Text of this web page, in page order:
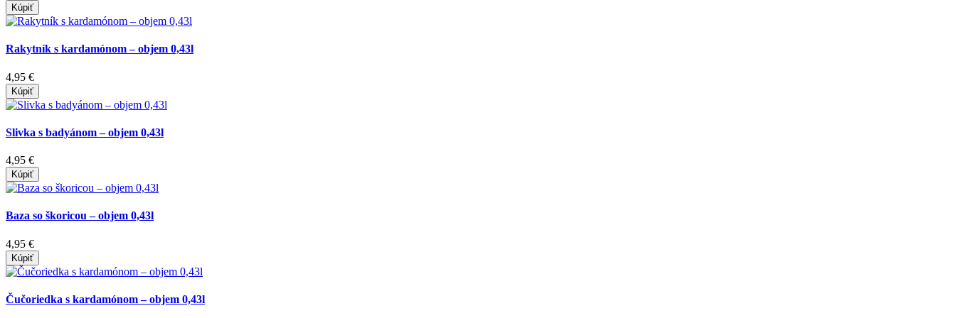
Kúpiť
Rakytník s kardamónom – objem 0,43l
4,95 €
Kúpiť
Slivka s badyánom – objem 0,43l
4,95 €
Kúpiť
Baza so škoricou – objem 0,43l
4,95 €
Kúpiť
Čučoriedka s kardamónom – objem 0,43l